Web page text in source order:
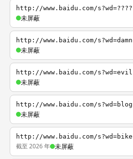
http://www.baidu.com/s?wd=????
未屏蔽
http://www.baidu.com/s?wd=damn
未屏蔽
http://www.baidu.com/s?wd=evil
未屏蔽
http://www.baidu.com/s?wd=blog
未屏蔽
http://www.baidu.com/s?wd=bike
截至 2026 年 未屏蔽